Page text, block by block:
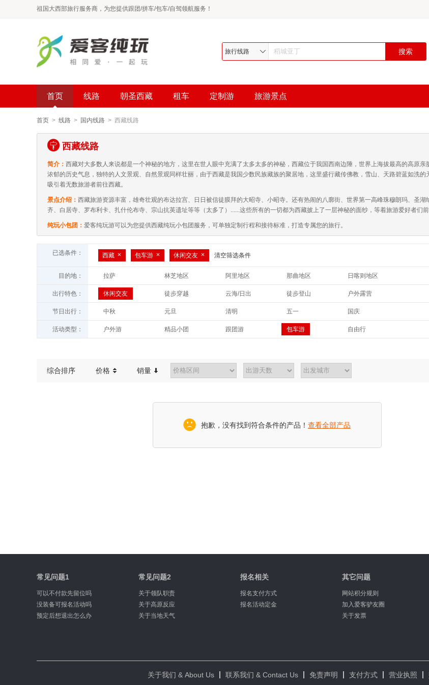
祖国大西部旅行服务商，为您提供跟团/拼车/包车/自驾领航服务！
旅行线路
首页 线路 朝圣西藏 租车 定制游 旅游景点
首页 > 线路 > 国内线路 > 西藏线路
西藏线路
简介： 西藏对大多数人来说都是一个神秘的地方，这里在世人眼中充满了太多太多的神秘，西藏位于我国西南边陲，世界上海拔最高的高原亲
浓郁的历史气息，独特的人文景观、自然景观同样壮丽，由于西藏是我国少数民族藏族的聚居地，这里盛行藏传佛教，雪山、天路碧蓝如洗的
吸引着无数旅游者前往西藏。
景点介绍： 西藏旅游资源丰富，雄奇壮观的布达拉宫、日日被信徒膜拜的大昭寺、小昭寺。还有热闹的八廓街、世界第一高峰珠穆朗玛、圣湖
齐、白居寺、罗布利卡、扎什伦布寺、宗山抗英遗址等等（太多了）......这些所有的一切都为西藏披上了一层神秘的面纱，等着旅游爱好者们前
纯玩小包团： 爱客纯玩游可以为您提供西藏纯玩小包团服务，可单独定制行程和接待标准，打造专属您的旅行。
已选条件： 西藏 包车游 休闲交友 清空筛选条件
目的地： 拉萨 林芝地区 阿里地区 那曲地区
日喀则地区
山南地区
出行特色： 休闲交友 徒步穿越 云海/日出 徒步登山
户外露营
休闲徒步
亲子游 温泉 探洞
休闲度假
节日出行： 中秋 元旦 清明 五一
国庆
活动类型： 户外游 精品小团 跟团游 包车游
自由行
综合排序 价格 销量
抱歉，没有找到符合条件的产品！ 查看全部产品
常见问题1
可以不付款先留位吗
没装备可报名活动吗
预定后想退出怎么办
常见问题2
关于领队职责
关于高原反应
关于当地天气
报名相关
报名支付方式
报名活动定金
其它问题
网站积分规则
加入爱客驴友圈
关于发票
关于我们 & About Us 联系我们 & Contact Us 免责声明 支付方式 营业执照